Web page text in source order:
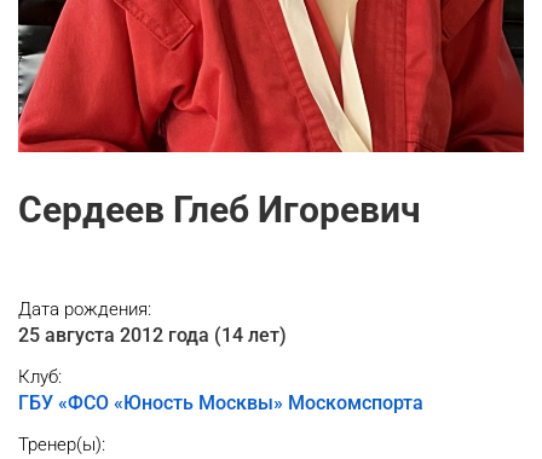
Сердеев Глеб Игоревич
Дата рождения:
25 августа 2012 года (14 лет)
Клуб:
ГБУ «ФСО «Юность Москвы» Москомспорта
Тренер(ы):